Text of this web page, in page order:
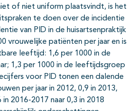
of niet uniform plaatsvindt, is het
te doen over de incidentie
van PID in de huisartsenpraktijk
vrouwelijke patiënten per jaar en is
leeftijd: 1,6 per 1000 in de
1,3 per 1000 in de leeftijdsgroep
voor PID tonen een dalende
per jaar in 2012, 0,9 in 2013,
2016-2017 naar 0,3 in 2018